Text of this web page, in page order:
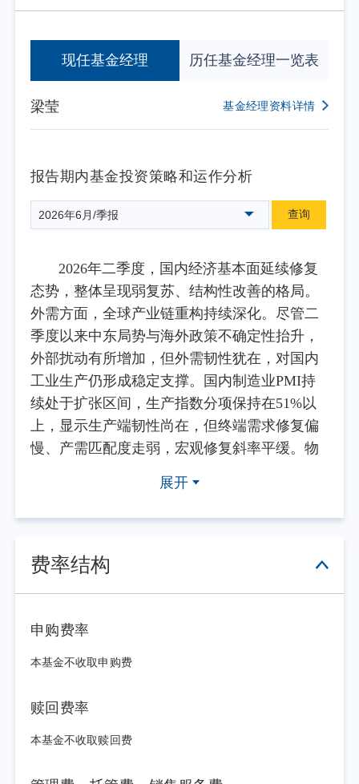
现任基金经理 历任基金经理一览表
梁莹 基金经理资料详情
报告期内基金投资策略和运作分析
2026年6月/季报 查询
2026年二季度，国内经济基本面延续修复
态势，整体呈现弱复苏、结构性改善的格局。
外需方面，全球产业链重构持续深化。尽管二
季度以来中东局势与海外政策不确定性抬升，
外部扰动有所增加，但外需韧性犹在，对国内
工业生产仍形成稳定支撑。国内制造业PMI持
续处于扩张区间，生产指数分项保持在51%以
上，显示生产端韧性尚在，但终端需求修复偏
慢、产需匹配度走弱，宏观修复斜率平缓。物
格改善的共同推动下同比回升；CPI受制于服务
消费修复乏力、终端需求不足，4-5月同比增速
度有限。展望三季度，国内物价预计将维持温
奏偏缓、实体融资需求改善力度不足，需求端
体而言，二季度经济复苏节奏有所放缓，内需
经济运行的核心结构性问题。
二季度宏观政策延续稳健偏宽松基调，操
展开
费率结构
申购费率
本基金不收取申购费
赎回费率
本基金不收取赎回费